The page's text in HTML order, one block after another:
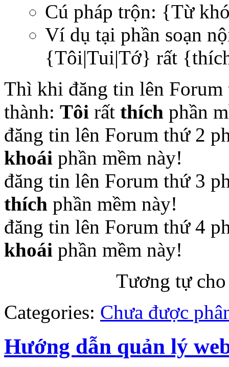
Cú pháp trộn: {Từ
Ví dụ tại phần soạn
{Tôi|Tui|Tớ} rất
Thì khi đăng tin lên Forum
thành: Tôi rất thích phần
đăng tin lên Forum thứ 2
khoái phần mềm này!
đăng tin lên Forum thứ 3
thích phần mềm này!
đăng tin lên Forum thứ 4
khoái phần mềm này!
Tương tự
Categories: Chưa được
Hướng dẫn quản lý